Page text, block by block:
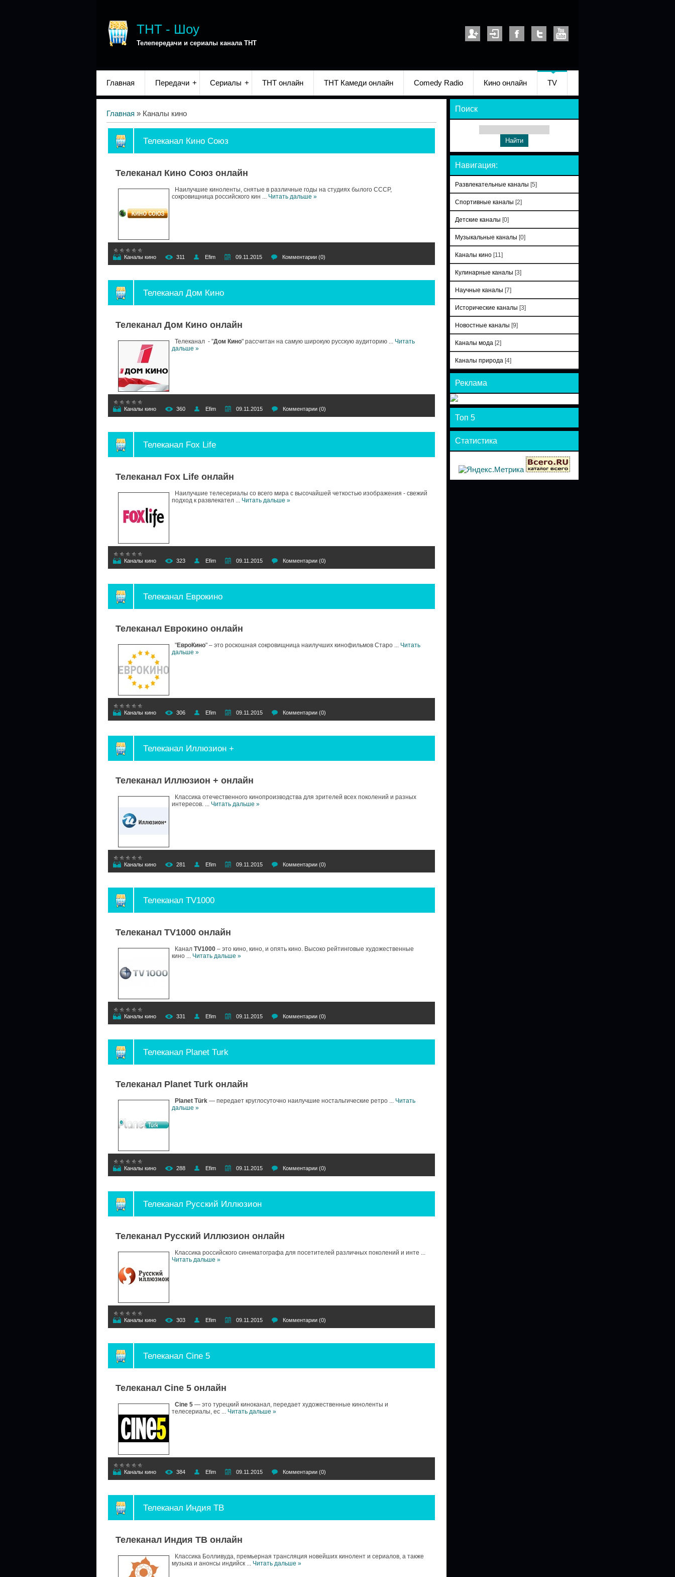
ТНТ - Шоу
Телепередачи и сериалы канала ТНТ
Главная Передачи Сериалы ТНТ онлайн ТНТ Камеди онлайн Comedy Radio Кино онлайн TV
Главная » Каналы кино
Телеканал Кино Союз
Телеканал Кино Союз онлайн
Наилучшие киноленты, снятые в различные годы на студиях былого СССР,
сокровищница российского кин ... Читать дальше »
Каналы кино 311 Efim 09.11.2015 Комментарии (0)
Телеканал Дом Кино
Телеканал Дом Кино онлайн
Телеканал - "Дом Кино" рассчитан на самую широкую русскую аудиторию ... Читать
дальше »
Каналы кино 360 Efim 09.11.2015 Комментарии (0)
Телеканал Fox Life
Телеканал Fox Life онлайн
Наилучшие телесериалы со всего мира с высочайшей четкостью изображения - свежий
подход к развлекател ... Читать дальше »
Каналы кино 323 Efim 09.11.2015 Комментарии (0)
Телеканал Еврокино
Телеканал Еврокино онлайн
"ЕвроКино" – это роскошная сокровищница наилучших кинофильмов Старо ... Читать
дальше »
Каналы кино 306 Efim 09.11.2015 Комментарии (0)
Телеканал Иллюзион +
Телеканал Иллюзион + онлайн
Классика отечественного кинопроизводства для зрителей всех поколений и разных
интересов. ... Читать дальше »
Каналы кино 281 Efim 09.11.2015 Комментарии (0)
Телеканал TV1000
Телеканал TV1000 онлайн
Канал TV1000 – это кино, кино, и опять кино. Высоко рейтинговые художественные
кино ... Читать дальше »
Каналы кино 331 Efim 09.11.2015 Комментарии (0)
Телеканал Planet Turk
Телеканал Planet Turk онлайн
Planet Türk — передает круглосуточно наилучшие ностальгические ретро ... Читать
дальше »
Каналы кино 288 Efim 09.11.2015 Комментарии (0)
Телеканал Русский Иллюзион
Телеканал Русский Иллюзион онлайн
Классика российского синематографа для посетителей различных поколений и инте ...
Читать дальше »
Каналы кино 303 Efim 09.11.2015 Комментарии (0)
Телеканал Cine 5
Телеканал Cine 5 онлайн
Cine 5 — это турецкий киноканал, передает художественные киноленты и
телесериалы, ес ... Читать дальше »
Каналы кино 384 Efim 09.11.2015 Комментарии (0)
Телеканал Индия ТВ
Телеканал Индия ТВ онлайн
Классика Болливуда, премьерная трансляция новейших кинолент и сериалов, а также
музыка и анонсы индийск ... Читать дальше »
Поиск
Навигация:
Развлекательные каналы [5]
Спортивные каналы [2]
Детские каналы [0]
Музыкальные каналы [0]
Каналы кино [11]
Кулинарные каналы [3]
Научные каналы [7]
Исторические каналы [3]
Новостные каналы [9]
Каналы мода [2]
Каналы природа [4]
Реклама
Топ 5
Статистика